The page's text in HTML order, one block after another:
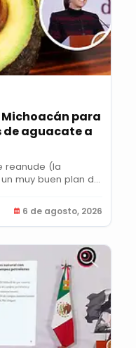
para
aguacate a
reanude (la
muy buen plan de
6 de agosto, 2026